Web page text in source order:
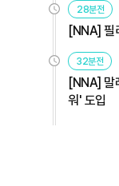
28분전
[NNA] 필
32분전
[NNA] 말
워' 도입